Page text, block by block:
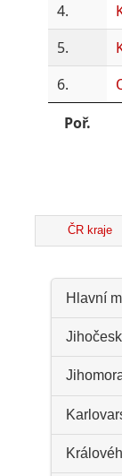
4.
5.
6.
Poř.
ČR kraje
Hlavní